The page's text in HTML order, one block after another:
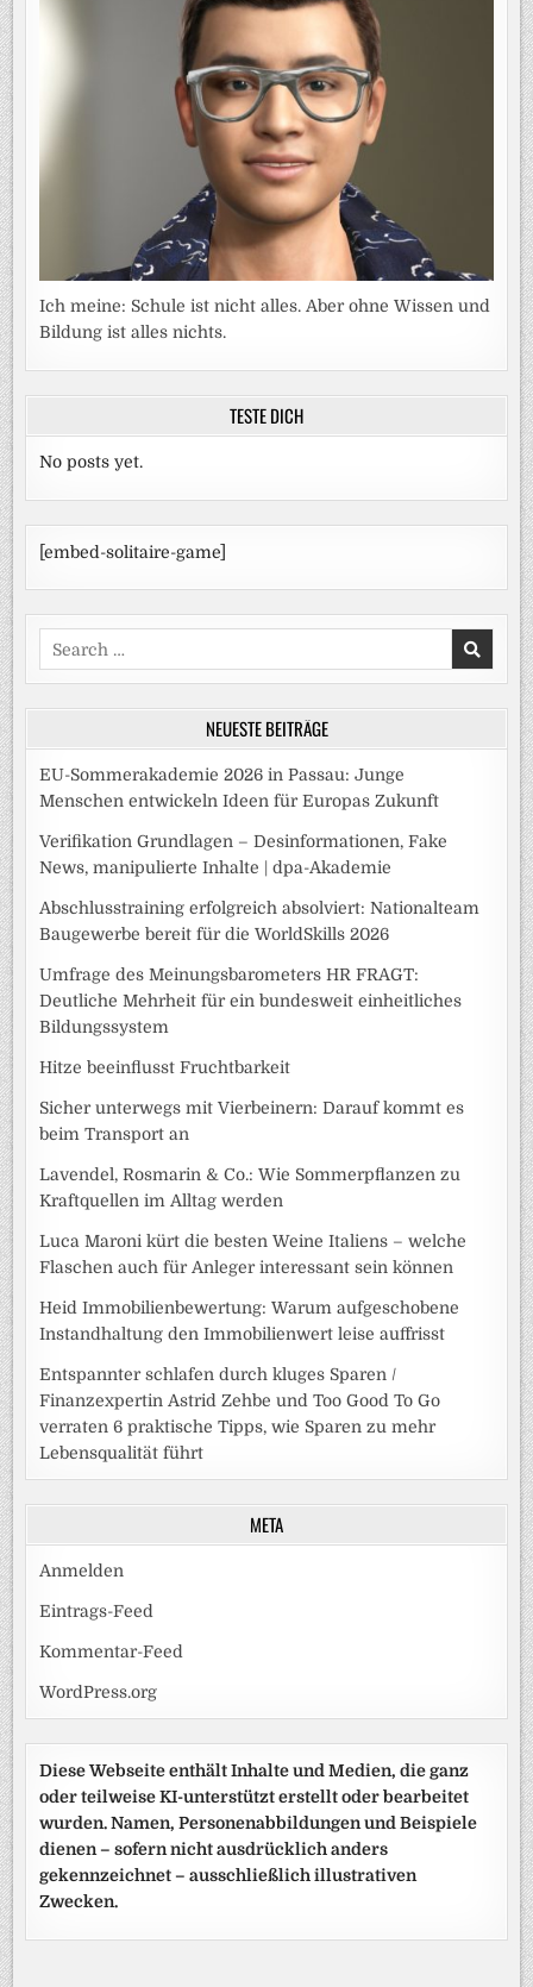
Ich meine: Schule ist nicht alles. Aber ohne Wissen und
Bildung ist alles nichts.
TESTE DICH
No posts yet.
[embed-solitaire-game]
Search
for:
NEUESTE BEITRÄGE
EU-Sommerakademie 2026 in Passau: Junge
Menschen entwickeln Ideen für Europas Zukunft
Verifikation Grundlagen – Desinformationen, Fake
News, manipulierte Inhalte | dpa-Akademie
Abschlusstraining erfolgreich absolviert: Nationalteam
Baugewerbe bereit für die WorldSkills 2026
Umfrage des Meinungsbarometers HR FRAGT:
Deutliche Mehrheit für ein bundesweit einheitliches
Bildungssystem
Hitze beeinflusst Fruchtbarkeit
Sicher unterwegs mit Vierbeinern: Darauf kommt es
beim Transport an
Lavendel, Rosmarin & Co.: Wie Sommerpflanzen zu
Kraftquellen im Alltag werden
Luca Maroni kürt die besten Weine Italiens – welche
Flaschen auch für Anleger interessant sein können
Heid Immobilienbewertung: Warum aufgeschobene
Instandhaltung den Immobilienwert leise auffrisst
Entspannter schlafen durch kluges Sparen /
Finanzexpertin Astrid Zehbe und Too Good To Go
verraten 6 praktische Tipps, wie Sparen zu mehr
Lebensqualität führt
META
Anmelden
Eintrags-Feed
Kommentar-Feed
WordPress.org
Diese Webseite enthält Inhalte und Medien, die ganz
oder teilweise KI-unterstützt erstellt oder bearbeitet
wurden. Namen, Personenabbildungen und Beispiele
dienen – sofern nicht ausdrücklich anders
gekennzeichnet – ausschließlich illustrativen
Zwecken.